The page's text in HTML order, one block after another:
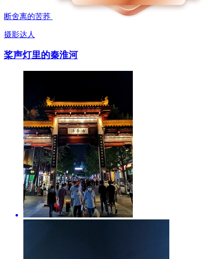
断舍离的苦荞
摄影达人
桨声灯里的秦淮河